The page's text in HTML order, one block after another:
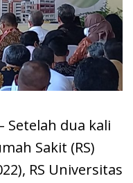
Setelah dua kali
Sakit (RS)
RS Universitas